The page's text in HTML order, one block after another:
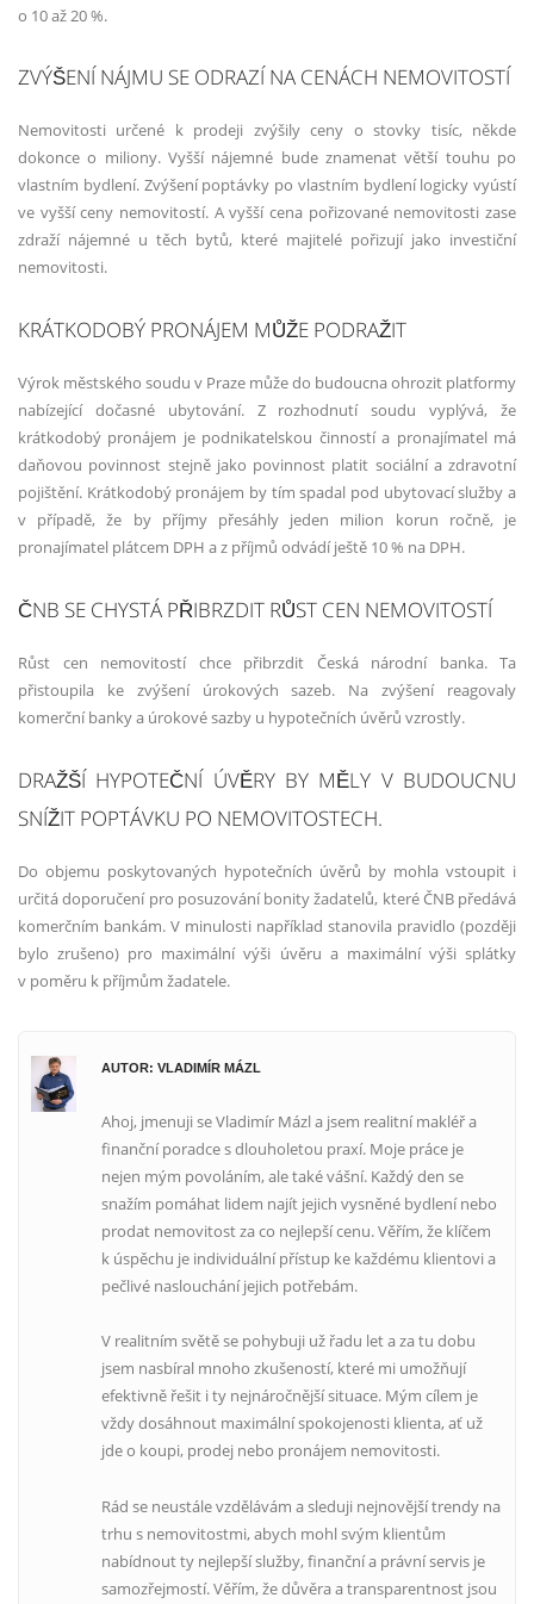
o 10 až 20 %.
ZVÝŠENÍ NÁJMU SE ODRAZÍ NA CENÁCH NEMOVITOSTÍ
Nemovitosti určené k prodeji zvýšily ceny o stovky tisíc, někde
dokonce o miliony. Vyšší nájemné bude znamenat větší touhu po
vlastním bydlení. Zvýšení poptávky po vlastním bydlení logicky vyústí
ve vyšší ceny nemovitostí. A vyšší cena pořizované nemovitosti zase
zdraží nájemné u těch bytů, které majitelé pořizují jako investiční
nemovitosti.
KRÁTKODOBÝ PRONÁJEM MŮŽE PODRAŽIT
Výrok městského soudu v Praze může do budoucna ohrozit platformy
nabízející dočasné ubytování. Z rozhodnutí soudu vyplývá, že
krátkodobý pronájem je podnikatelskou činností a pronajímatel má
daňovou povinnost stejně jako povinnost platit sociální a zdravotní
pojištění. Krátkodobý pronájem by tím spadal pod ubytovací služby a
v případě, že by příjmy přesáhly jeden milion korun ročně, je
pronajímatel plátcem DPH a z příjmů odvádí ještě 10 % na DPH.
ČNB SE CHYSTÁ PŘIBRZDIT RŮST CEN NEMOVITOSTÍ
Růst cen nemovitostí chce přibrzdit Česká národní banka. Ta
přistoupila ke zvýšení úrokových sazeb. Na zvýšení reagovaly
komerční banky a úrokové sazby u hypotečních úvěrů vzrostly.
DRAŽŠÍ HYPOTEČNÍ ÚVĚRY BY MĚLY V BUDOUCNU
SNÍŽIT POPTÁVKU PO NEMOVITOSTECH.
Do objemu poskytovaných hypotečních úvěrů by mohla vstoupit i
určitá doporučení pro posuzování bonity žadatelů, které ČNB předává
komerčním bankám. V minulosti například stanovila pravidlo (později
bylo zrušeno) pro maximální výši úvěru a maximální výši splátky
v poměru k příjmům žadatele.
AUTOR: VLADIMÍR MÁZL
Ahoj, jmenuji se Vladimír Mázl a jsem realitní makléř a
finanční poradce s dlouholetou praxí. Moje práce je
nejen mým povoláním, ale také vášní. Každý den se
snažím pomáhat lidem najít jejich vysněné bydlení nebo
prodat nemovitost za co nejlepší cenu. Věřím, že klíčem
k úspěchu je individuální přístup ke každému klientovi a
pečlivé naslouchání jejich potřebám.
V realitním světě se pohybuji už řadu let a za tu dobu
jsem nasbíral mnoho zkušeností, které mi umožňují
efektivně řešit i ty nejnáročnější situace. Mým cílem je
vždy dosáhnout maximální spokojenosti klienta, ať už
jde o koupi, prodej nebo pronájem nemovitosti.
Rád se neustále vzdělávám a sleduji nejnovější trendy na
trhu s nemovitostmi, abych mohl svým klientům
nabídnout ty nejlepší služby, finanční a právní servis je
samozřejmostí. Věřím, že důvěra a transparentnost jsou